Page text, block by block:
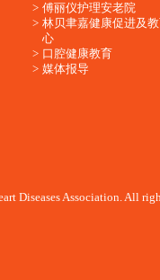
傅丽仪护理安老院
林贝聿嘉健康促进及
心
口腔健康教育
媒体报导
Diseases Association. All